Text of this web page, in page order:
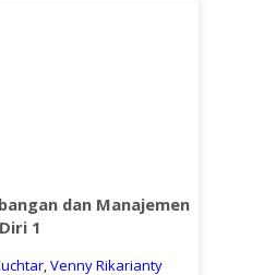
dan Manajemen
Diri 1
, Venny Rikarianty